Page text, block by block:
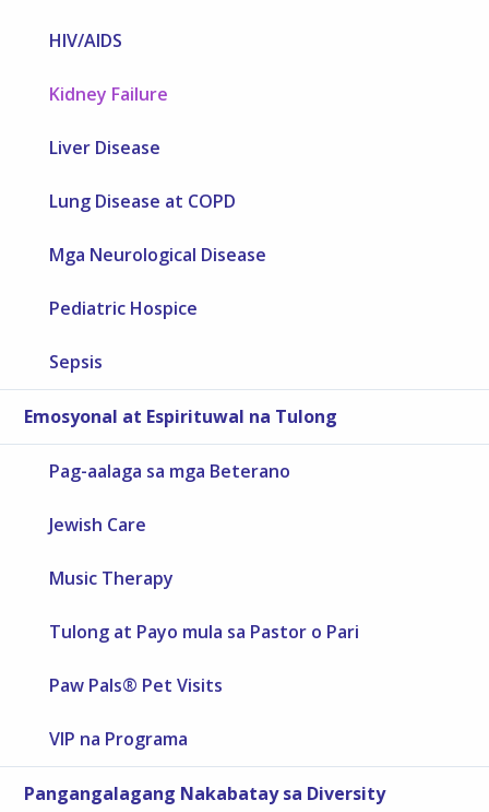
HIV/AIDS
Kidney Failure
Liver Disease
Lung Disease at COPD
Mga Neurological Disease
Pediatric Hospice
Sepsis
Emosyonal at Espirituwal na Tulong
Pag-aalaga sa mga Beterano
Jewish Care
Music Therapy
Tulong at Payo mula sa Pastor o Pari
Paw Pals® Pet Visits
VIP na Programa
Pangangalagang Nakabatay sa Diversity